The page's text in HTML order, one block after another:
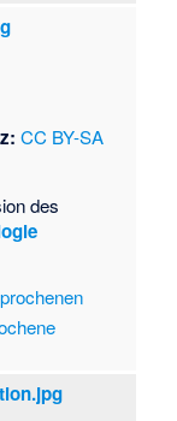
CC BY-SA
des